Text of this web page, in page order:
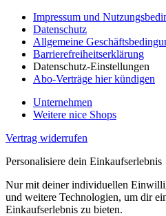
Impressum und
Datenschutz
Allgemeine
Barrierefreiheitserklärung
Datenschutz-Einstellungen
Abo-Verträge hier kündigen
Unternehmen
Weitere nice Shops
Vertrag widerrufen
Personalisiere dein Einkaufserlebnis
Nur mit deiner individuellen
und weitere Technologien, um dir
Einkaufserlebnis zu bieten.